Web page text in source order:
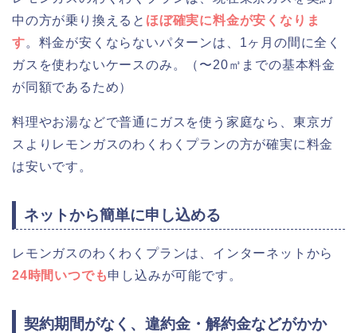
中の方が乗り換えると ほぼ確実に料金が安くなりま
す。料金が安くならないパターンは、1ヶ月の間に全く
ガスを使わないケースのみ。（〜20㎥までの基本料金
が同額であるため）
料理やお湯などで普通にガスを使う家庭なら、東京ガ
スよりレモンガスのわくわくプランの方が確実に料金
は安いです。
ネットから簡単に申し込める
レモンガスのわくわくプランは、インターネットから
24時間いつでも申し込みが可能です。
契約期間がなく、違約金・解約金などがかか